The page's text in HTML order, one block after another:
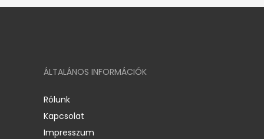
ÁLTALÁNOS INFORMÁCIÓK
Rólunk
Kapcsolat
Impresszum